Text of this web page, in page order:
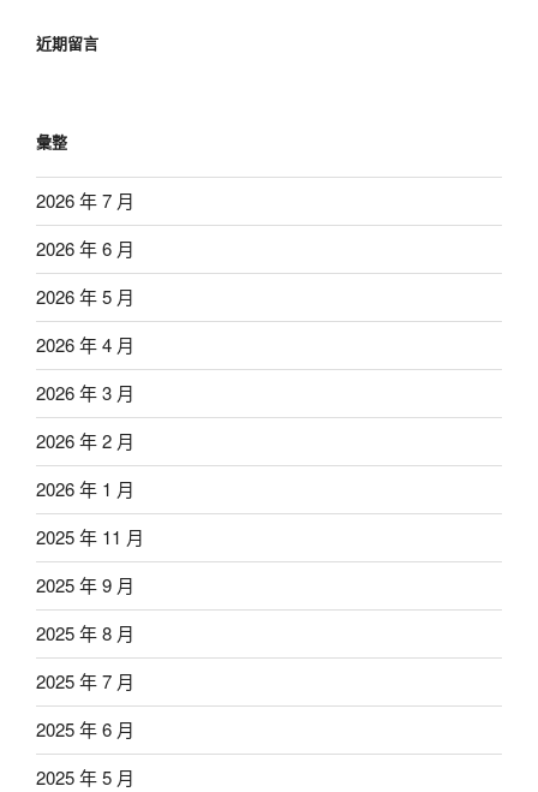
近期留言
彙整
2026 年 7 月
2026 年 6 月
2026 年 5 月
2026 年 4 月
2026 年 3 月
2026 年 2 月
2026 年 1 月
2025 年 11 月
2025 年 9 月
2025 年 8 月
2025 年 7 月
2025 年 6 月
2025 年 5 月